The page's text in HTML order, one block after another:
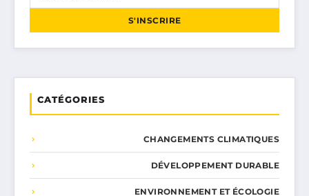
S'INSCRIRE
CATÉGORIES
CHANGEMENTS CLIMATIQUES
DÉVELOPPEMENT DURABLE
ENVIRONNEMENT ET ÉCOLOGIE